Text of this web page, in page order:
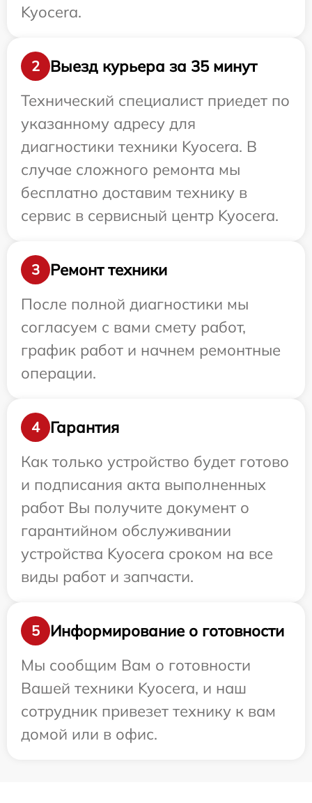
Kyocera.
2
Выезд курьера за 35 минут
Технический специалист приедет по
указанному адресу для
диагностики техники Kyocera. В
случае сложного ремонта мы
бесплатно доставим технику в
сервис в сервисный центр Kyocera.
3
Ремонт техники
После полной диагностики мы
согласуем с вами смету работ,
график работ и начнем ремонтные
операции.
4
Гарантия
Как только устройство будет готово
и подписания акта выполненных
работ Вы получите документ о
гарантийном обслуживании
устройства Kyocera сроком на все
виды работ и запчасти.
5
Информирование о готовности
Мы сообщим Вам о готовности
Вашей техники Kyocera, и наш
сотрудник привезет технику к вам
домой или в офис.